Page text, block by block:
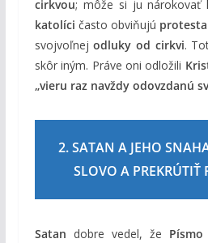
cirkvou; môže si ju nárokovať
katolíci často obviňujú
svojvoľnejodluky od cirkvi.
skôr iným. Práve oni odložili
„vieru raz navždy odovzdanú
2. SATAN A JEHO
SLOVO A PREKRÚTIŤ
Satan dobre vedel, že